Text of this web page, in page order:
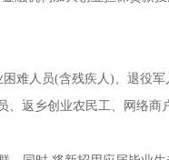
人员(含残疾人)、退役军
返乡创业农民工、网络商